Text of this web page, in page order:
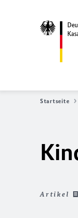
Startseite
Artikel